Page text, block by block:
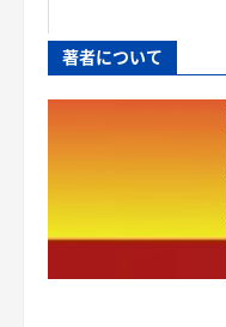
著者について